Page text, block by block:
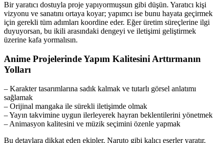
Bir yaratıcı dostuyla proje yapıyormuşsun gibi düşün. Yaratıcı kişi
vizyonu ve sanatını ortaya koyar; yapımcı ise bunu hayata geçirmek
için gerekli tüm adımları koordine eder. Eğer üretim süreçlerine ilgi
duyuyorsan, bu ikili arasındaki dengeyi ve iletişimi geliştirmek
üzerine kafa yormalısın.
Anime Projelerinde Yapım Kalitesini Arttırmanın
Yolları
– Karakter tasarımlarına sadık kalmak ve tutarlı görsel anlatımı
sağlamak
– Orijinal mangaka ile sürekli iletişimde olmak
– Yayın takvimine uygun ilerleyerek hayran beklentilerini yönetmek
– Animasyon kalitesini ve müzik seçimini özenle yapmak
Bu detaylara dikkat eden ekipler, Naruto gibi kalıcı eserler yaratır.